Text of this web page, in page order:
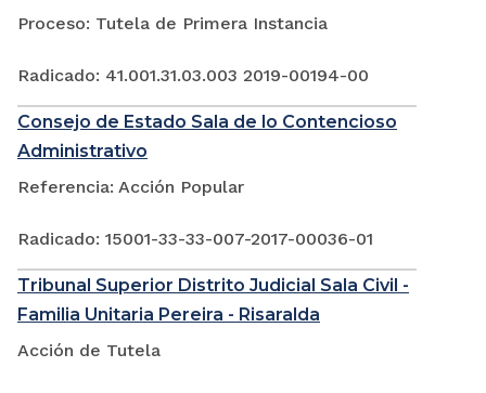
Proceso: Tutela de Primera Instancia
Radicado: 41.001.31.03.003 2019-00194-00
Consejo de Estado Sala de lo Contencioso
Administrativo
Referencia: Acción Popular
Radicado: 15001-33-33-007-2017-00036-01
Tribunal Superior Distrito Judicial Sala Civil -
Familia Unitaria Pereira - Risaralda
Acción de Tutela